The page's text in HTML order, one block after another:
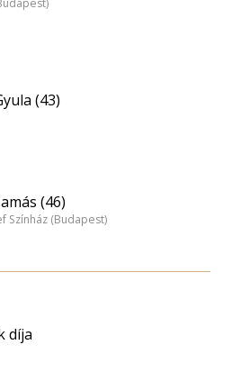
(43)
(46)
Színház (Budapest)
díja